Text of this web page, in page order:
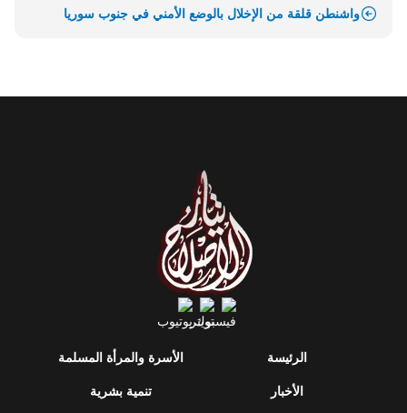
واشنطن قلقة من الإخلال بالوضع الأمني في جنوب سوريا
الرئيسة
الأخبار
الأسرة والمرأة المسلمة
تنمية بشرية